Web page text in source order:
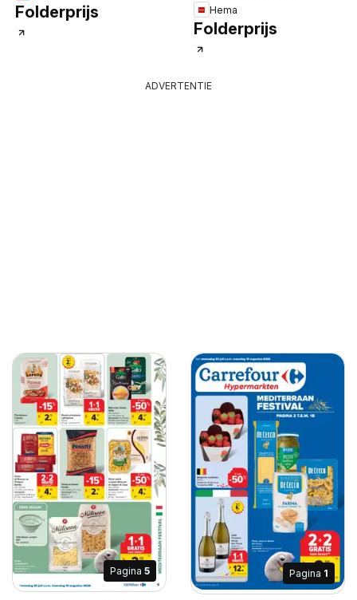
Folderprijs
Hema
Folderprijs
ADVERTENTIE
Pagina 5 Pagina 1